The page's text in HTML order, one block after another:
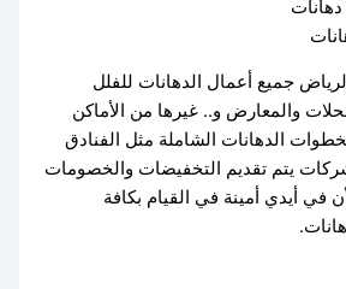
جميع أعمال الدهانات للفلل
والمعارض و.. غيرها من الأماكن
الدهانات الشاملة مثل الفنادق
يتم تقديم التخفيضات والخصومات
في أيدي أمينة في القيام بكافة